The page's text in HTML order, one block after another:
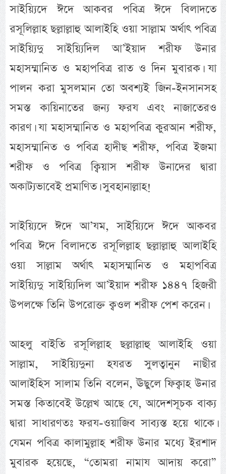
সাইয়্যিদে ঈদে আকবর পবিত্র ঈদে বিলাদতে
রসূলিল্লাহ ছল্লাল্লাহু আলাইহি ওয়া সাল্লাম অর্থাৎ পবিত্র
সাইয়্যিদু সাইয়্যিদিল আ’ইয়াদ শরীফ উনার
মহাসম্মানিত ও মহাপবিত্র রাত ও দিন মুবারক। যা
পালন করা মুসলমান তো অবশ্যই জিন-ইনসানসহ
সমস্ত কায়িনাতের জন্য ফরয এবং নাজাতেরও
কারণ। যা মহাসম্মানিত ও মহাপবিত্র কুরআন শরীফ,
মহাসম্মানিত ও পবিত্র হাদীছ শরীফ, পবিত্র ইজমা
শরীফ ও পবিত্র ক্বিয়াস শরীফ উনাদের দ্বারা
অকাট্যভাবেই প্রমাণিত। সুবহানাল্লাহ!
সাইয়্যিদে ঈদে আ’যম, সাইয়্যিদে ঈদে আকবর
পবিত্র ঈদে বিলাদতে রসূলিল্লাহ ছল্লাল্লাহু আলাইহি
ওয়া সাল্লাম অর্থাৎ মহাসম্মানিত ও মহাপবিত্র
সাইয়্যিদু সাইয়্যিদিল আ’ইয়াদ শরীফ ১৪৪৭ হিজরী
উপলক্ষে তিনি উপরোক্ত ক্বওল শরীফ পেশ করেন।
আহলু বাইতি রসূলিল্লাহ ছল্লাল্লাহু আলাইহি ওয়া
সাল্লাম, সাইয়্যিদুনা হযরত সুলত্বানুন নাছীর
আলাইহিস সালাম তিনি বলেন, ঊছুলে ফিক্বাহ উনার
সমস্ত কিতাবেই উল্লেখ আছে যে, আদেশসূচক বাক্য
দ্বারা সাধারণতঃ ফরয-ওয়াজিব সাব্যস্ত হয়ে থাকে।
যেমন পবিত্র কালামুল্লাহ শরীফ উনার মধ্যে ইরশাদ
মুবারক হয়েছে, “তোমরা নামায আদায় করো”